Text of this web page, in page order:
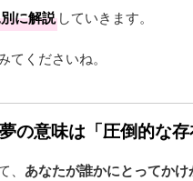
に解説 していきます。
くださいね。
の意味は「圧倒的な存
あなたが誰かにとってか